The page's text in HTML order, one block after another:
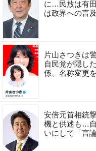
に…民放は有
は政界への言
片山さつきは
自民党が隠し
係、名称変更
安倍元首相銃
機と供述も…
いにして「言